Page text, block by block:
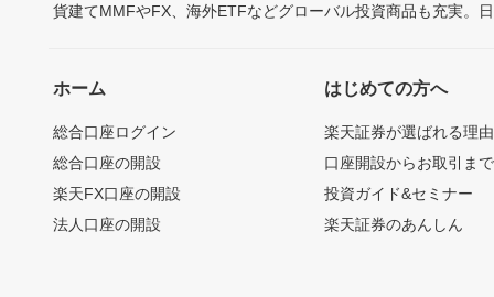
貨建てMMFやFX、海外ETFなどグローバル投資商品も充実。
ホーム
総合口座ログイン
総合口座の開設
楽天FX口座の開設
法人口座の開設
はじめての方へ
楽天証券が選ばれる理由
口座開設からお取引ま
投資ガイド&セミナー
楽天証券のあんしん